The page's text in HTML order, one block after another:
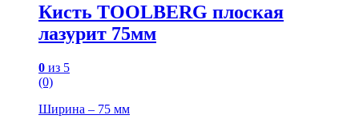
Кисть TOOLBERG плоская
лазурит 75мм
0 из 5
(0)
Ширина – 75 мм